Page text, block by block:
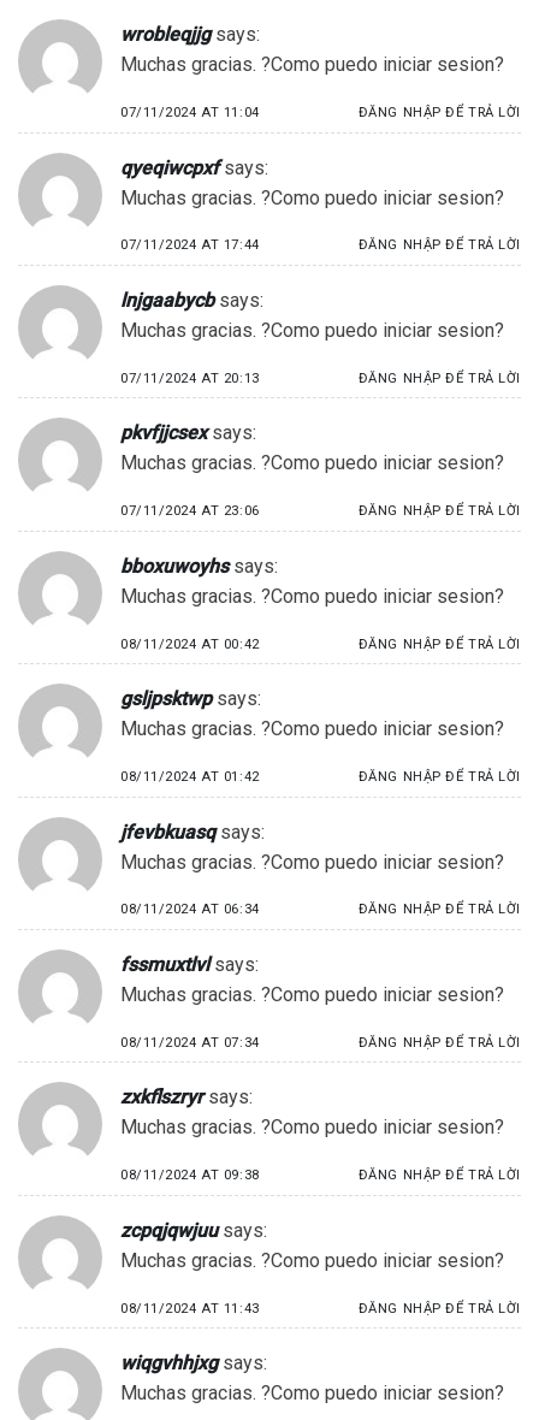
wrobleqjjg says:
Muchas gracias. ?Como puedo iniciar sesion?
07/11/2024 AT 11:04 ĐĂNG NHẬP ĐỂ TRẢ LỜI
qyeqiwcpxf says:
Muchas gracias. ?Como puedo iniciar sesion?
07/11/2024 AT 17:44 ĐĂNG NHẬP ĐỂ TRẢ LỜI
lnjgaabycb says:
Muchas gracias. ?Como puedo iniciar sesion?
07/11/2024 AT 20:13 ĐĂNG NHẬP ĐỂ TRẢ LỜI
pkvfjjcsex says:
Muchas gracias. ?Como puedo iniciar sesion?
07/11/2024 AT 23:06 ĐĂNG NHẬP ĐỂ TRẢ LỜI
bboxuwoyhs says:
Muchas gracias. ?Como puedo iniciar sesion?
08/11/2024 AT 00:42 ĐĂNG NHẬP ĐỂ TRẢ LỜI
gsljpsktwp says:
Muchas gracias. ?Como puedo iniciar sesion?
08/11/2024 AT 01:42 ĐĂNG NHẬP ĐỂ TRẢ LỜI
jfevbkuasq says:
Muchas gracias. ?Como puedo iniciar sesion?
08/11/2024 AT 06:34 ĐĂNG NHẬP ĐỂ TRẢ LỜI
fssmuxtlvl says:
Muchas gracias. ?Como puedo iniciar sesion?
08/11/2024 AT 07:34 ĐĂNG NHẬP ĐỂ TRẢ LỜI
zxkflszryr says:
Muchas gracias. ?Como puedo iniciar sesion?
08/11/2024 AT 09:38 ĐĂNG NHẬP ĐỂ TRẢ LỜI
zcpqjqwjuu says:
Muchas gracias. ?Como puedo iniciar sesion?
08/11/2024 AT 11:43 ĐĂNG NHẬP ĐỂ TRẢ LỜI
wiqgvhhjxg says:
Muchas gracias. ?Como puedo iniciar sesion?